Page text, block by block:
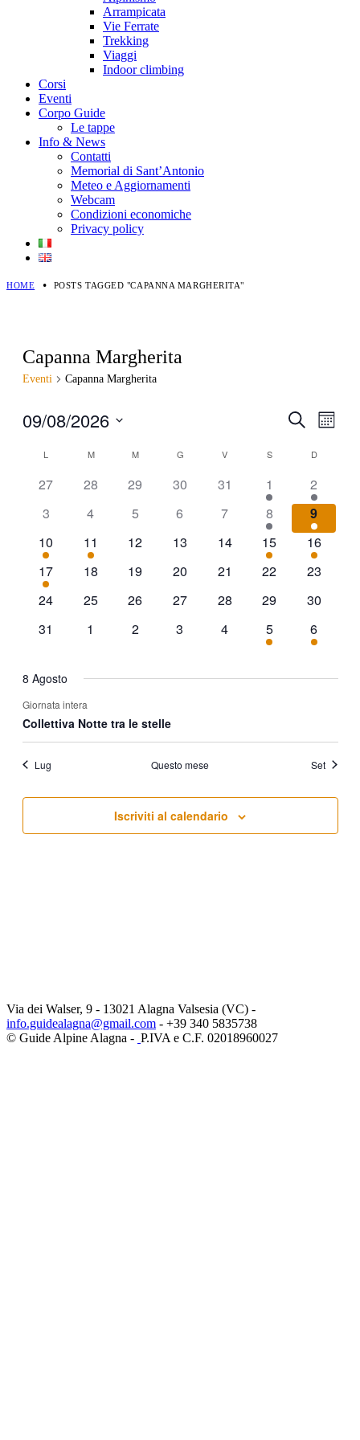
Arrampicata
Vie Ferrate
Trekking
Viaggi
Indoor climbing
Corsi
Eventi
Corpo Guide
Le tappe
Info & News
Contatti
Memorial di Sant’Antonio
Meteo e Aggiornamenti
Webcam
Condizioni economiche
Privacy policy
HOME POSTS TAGGED "CAPANNA MARGHERITA"
Capanna Margherita
Eventi Capanna Margherita
Eventi
viste
Cerca
Viste
Mese
09/08/2026
Calendario
L MMARTEDÌM MERCOLEDÌ
G V SSABATO D
27 28 29 30 31 1
2
3
4 5 6 7 8
9
10
11 12 13 14 15
16
17
18 19 20 21 22
23
24
25 26 27 28 29
30
31
1 2 3 4 5 6
8 Agosto
Giornata intera
Collettiva Notte tra le stelle
Lug Questo mese Set
Iscriviti al calendario
Via dei Walser, 9 - 13021 Alagna Valsesia (VC) -
info.guidealagna@gmail.com - ​+39 340 5835738
© Guide Alpine Alagna - P.IVA e C.F. 02018960027